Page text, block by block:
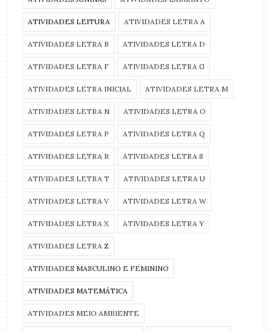
ATIVIDADES LEITURA ATIVIDADES LETRA A
ATIVIDADES LETRA B ATIVIDADES LETRA D
ATIVIDADES LETRA F ATIVIDADES LETRA G
ATIVIDADES LETRA INICIAL ATIVIDADES LETRA M
ATIVIDADES LETRA N ATIVIDADES LETRA O
ATIVIDADES LETRA P ATIVIDADES LETRA Q
ATIVIDADES LETRA R ATIVIDADES LETRA S
ATIVIDADES LETRA T ATIVIDADES LETRA U
ATIVIDADES LETRA V ATIVIDADES LETRA W
ATIVIDADES LETRA X ATIVIDADES LETRA Y
ATIVIDADES LETRA Z
ATIVIDADES MASCULINO E FEMININO
ATIVIDADES MATEMÁTICA
ATIVIDADES MEIO AMBIENTE